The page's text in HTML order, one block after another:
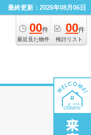
最終更新：2026年08月06日
00件
最近見た物件
00件
検討リスト